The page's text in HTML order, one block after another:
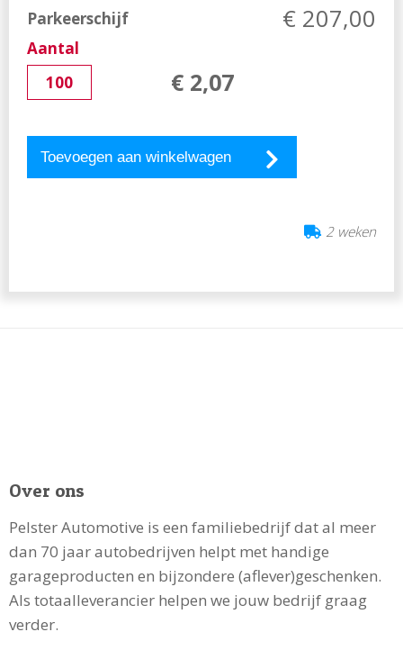
Parkeerschijf € 207,00
Aantal
€ 2,07
Toevoegen aan winkelwagen
2 weken
Over ons
Pelster Automotive is een familiebedrijf dat al meer
dan 70 jaar autobedrijven helpt met handige
garageproducten en bijzondere (aflever)geschenken.
Als totaalleverancier helpen we jouw bedrijf graag
verder.